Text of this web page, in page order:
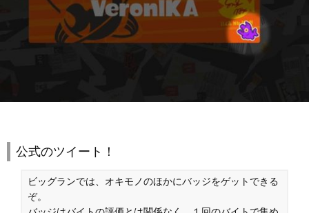
公式のツイート！
ビッグランでは、オキモノのほかにバッジをゲットできる
ぞ。